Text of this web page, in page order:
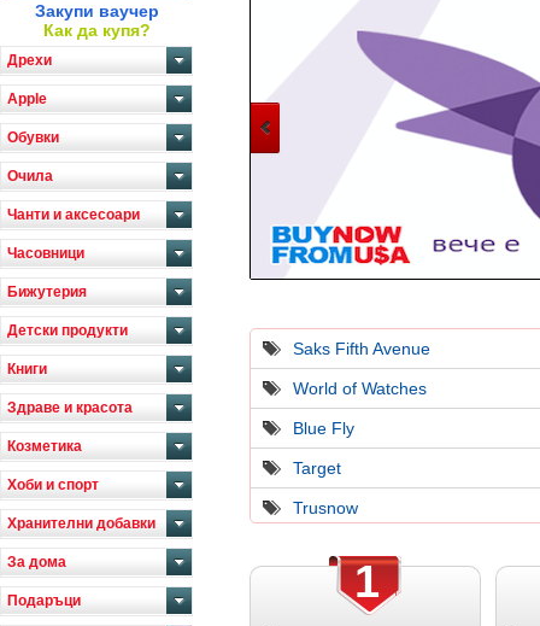
Закупи ваучер
Как да купя?
Дрехи
Apple
Обувки
Очила
Чанти и аксесоари
Часовници
Бижутерия
Детски продукти
Книги
Здраве и красота
Козметика
Хоби и спорт
Хранителни добавки
За дома
Подаръци
Saks Fifth Avenue
World of Watches
Blue Fly
Target
Trusnow
1